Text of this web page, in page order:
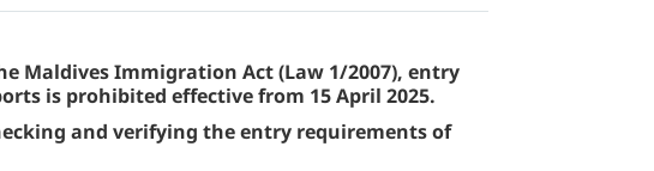
Maldives Immigration Act (Law 1/2007), entry
is prohibited effective from 15 April 2025.
and verifying the entry requirements of